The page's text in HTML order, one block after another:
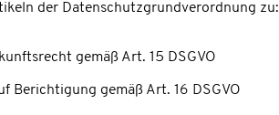
der Datenschutzgrundverordnung zu:
gemäß Art. 15 DSGVO
Berichtigung gemäß Art. 16 DSGVO